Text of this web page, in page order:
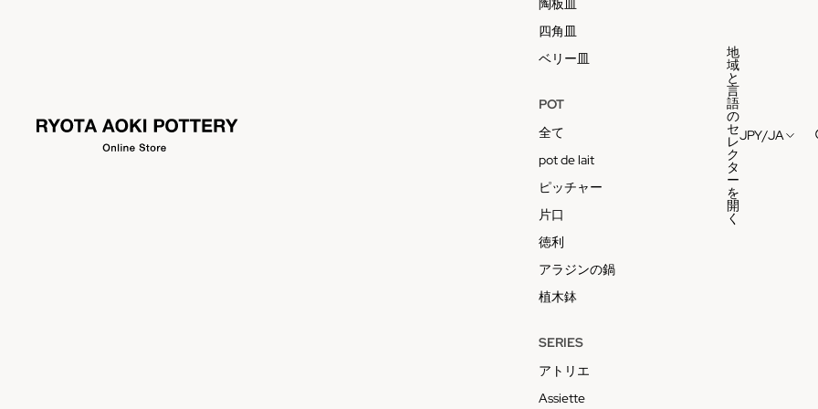
陶板皿
四角皿
ベリー皿
POT
全て
pot de lait
ピッチャー
片口
徳利
アラジンの鍋
植木鉢
SERIES
アトリエ
Assiette
地
域
と
言
語
の
セ
レ
ク
タ
ー
を
開
く
JPY/JA